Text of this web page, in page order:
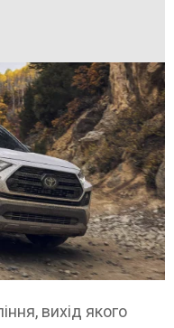
вихід якого